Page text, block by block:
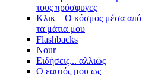
τους πρόσφυγες
Κλικ – Ο κόσμος μέσα από
τα μάτια μου
Flashbacks
Nour
Ειδήσεις... αλλιώς
Ο εαυτός μου ως